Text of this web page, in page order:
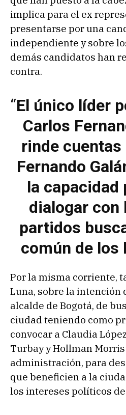
implica para el ex
presentarse por una
independiente y sobre
demás candidatos han
contra.
“El único líder
Carlos
rinde cuentas
Fernando
la capacidad
dialogar con
partidos
común de los
Por la misma corriente,
Luna, sobre la intención
alcalde de Bogotá, de
ciudad teniendo como
convocar a Claudia
Turbay y Hollman Morris
administración, para
que beneficien a la
los intereses políticos de